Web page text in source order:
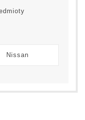
Nissan